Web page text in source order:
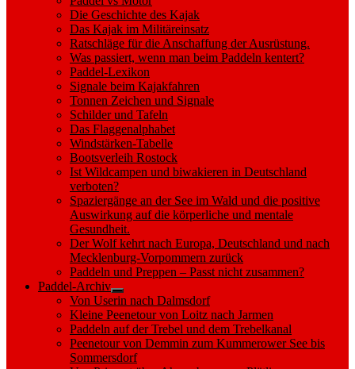
Die Geschichte des Kajak
Das Kajak im Militäreinsatz
Ratschläge für die Anschaffung der Ausrüstung.
Was passiert, wenn man beim Paddeln kentert?
Paddel-Lexikon
Signale beim Kajakfahren
Tonnen Zeichen und Signale
Schilder und Tafeln
Das Flaggenalphabet
Windstärken-Tabelle
Bootsverleih Rostock
Ist Wildcampen und biwakieren in Deutschland
verboten?
Spaziergänge an der See im Wald und die positive
Auswirkung auf die körperliche und mentale
Gesundheit.
Der Wolf kehrt nach Europa, Deutschland und nach
Mecklenburg-Vorpommern zurück
Paddeln und Preppen – Passt nicht zusammen?
Paddel-Archiv
Show
sub
menu
Von Userin nach Dalmsdorf
Kleine Peenetour von Loitz nach Jarmen
Paddeln auf der Trebel und dem Trebelkanal
Peenetour von Demmin zum Kummerower See bis
Sommersdorf